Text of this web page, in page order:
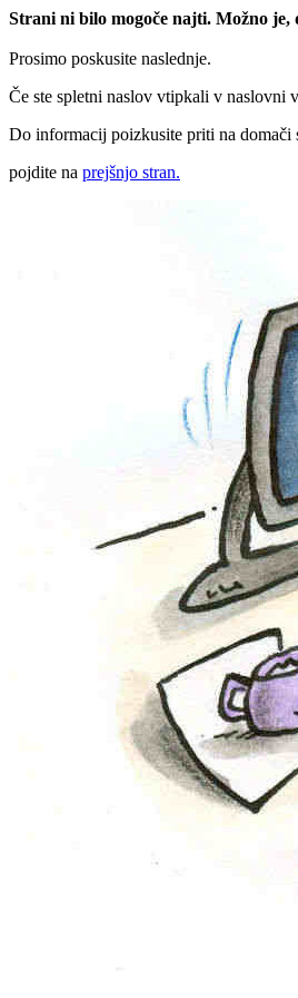
Strani ni bilo mogoče najti. Možno je,
Prosimo poskusite naslednje.
Če ste spletni naslov vtipkali v naslovni
Do informacij poizkusite priti na domači
pojdite na prejšnjo stran.